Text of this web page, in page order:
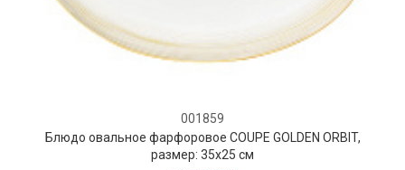
001859
Блюдо овальное фарфоровое COUPE GOLDEN ORBIT,
размер: 35х25 см